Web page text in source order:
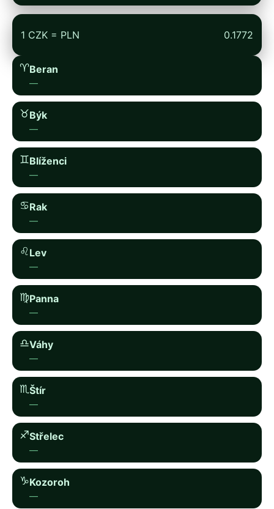
1 CZK = PLN 0.1772
♈︎Beran
—
♉︎Býk
—
♊︎Blíženci
—
♋︎Rak
—
♌︎Lev
—
♍︎Panna
—
♎︎Váhy
—
♏︎ Štír
—
♐︎Střelec
—
♑︎Kozoroh
—